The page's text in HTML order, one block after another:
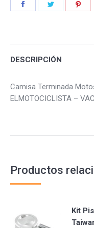
DESCRIPCIÓN
Camisa Terminada
ELMOTOCICLISTA –
Productos
Kit